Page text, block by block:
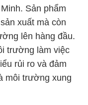
Sản phẩm
xuất mà còn
lên hàng đầu.
trường làm việc
rủi ro và đảm
môi trường xung